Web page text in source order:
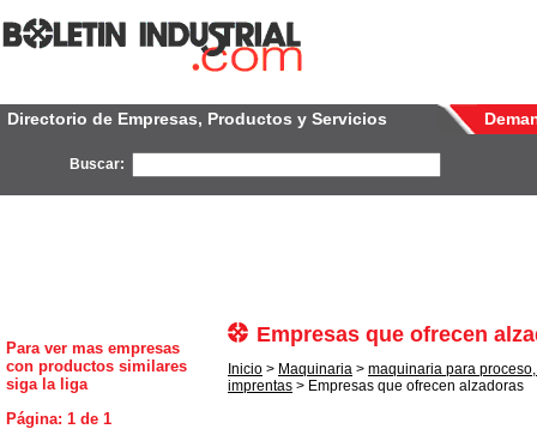
Directorio de Empresas, Productos y Servicios
Buscar:
Para ver mas empresas
con productos similares
siga la liga
Página: 1 de 1
Empresas que ofrecen
Inicio > Maquinaria > maquinaria para
imprentas > Empresas que ofrecen alzadoras